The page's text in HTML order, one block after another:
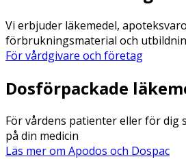
Vi erbjuder läkemedel,
förbrukningsmaterial och
För vårdgivare och företag
Dosförpackade
För vårdens patienter eller för dig
på din medicin
Läs mer om Apodos och Dospac